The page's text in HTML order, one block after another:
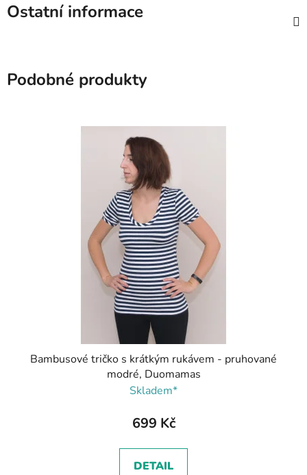
Ostatní informace
Podobné produkty
Bambusové tričko s krátkým rukávem - pruhované
modré, Duomamas
Skladem*
699 Kč
DETAIL